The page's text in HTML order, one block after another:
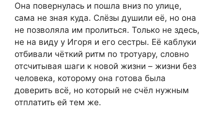
Она повернулась и пошла вниз по улице,
сама не зная куда. Слёзы душили её, но она
не позволяла им пролиться. Только не здесь,
не на виду у Игоря и его сестры. Её каблуки
отбивали чёткий ритм по тротуару, словно
отсчитывая шаги к новой жизни – жизни без
человека, которому она готова была
доверить всё, но который не счёл нужным
отплатить ей тем же.